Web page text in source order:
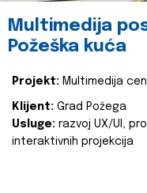
Multimedija
Požeška kuća
Projekt: Multimedija
Klijent: Grad Požega
Usluge: razvoj UX/UI,
interaktivnih projekcija